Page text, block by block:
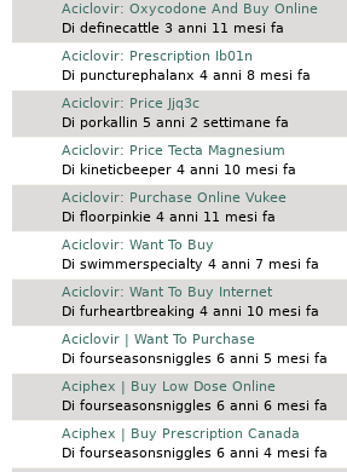
Discussione normale
Aciclovir: Oxycodone And Buy Online
Di definecattle3 anni 11 mesi fa
Discussione normale
Aciclovir: Prescription Ib01n
Di puncturephalanx 4 anni 8 mesi fa
Discussione normale
Aciclovir: Price Jjq3c
Di porkallin 5 anni 2 settimane fa
Discussione normale
Aciclovir: Price Tecta Magnesium
Di kineticbeeper4 anni 10 mesi fa
Discussione normale
Aciclovir: Purchase Online Vukee
Di floorpinkie4 anni 11 mesi fa
Discussione normale
Aciclovir: Want To Buy
Di swimmerspecialty 4 anni 7 mesi fa
Discussione normale
Aciclovir: Want To Buy Internet
Di furheartbreaking 4 anni 10 mesi fa
Discussione normale
Aciclovir | Want To Purchase
Di fourseasonsniggles6 anni 5 mesi fa
Discussione normale
Aciphex | Buy Low Dose Online
Di fourseasonsniggles6 anni 6 mesi fa
Discussione normale
Aciphex | Buy Prescription Canada
Di fourseasonsniggles6 anni 4 mesi fa